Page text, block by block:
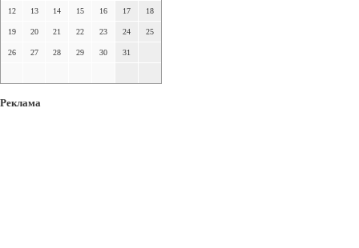
12 13 14 15 16 17 18
19 20 21 22 23 24 25
26 27 28 29 30 31
Реклама